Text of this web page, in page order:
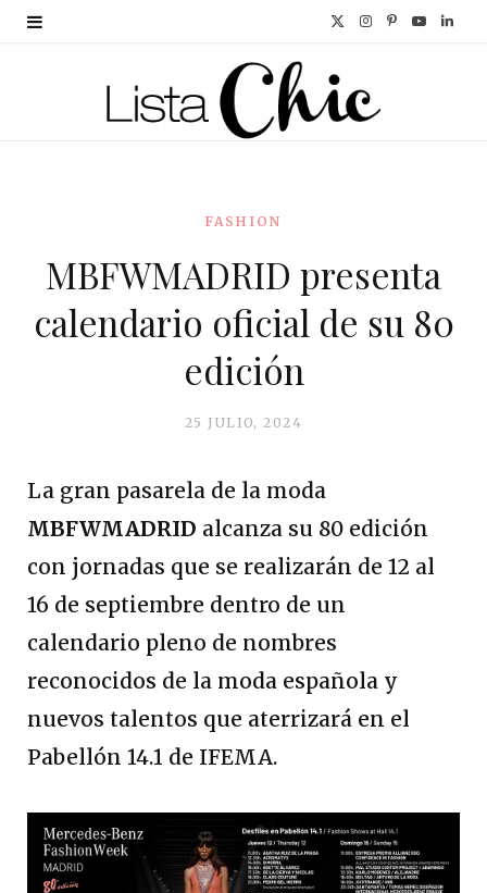
T
t
e
I
r
a
P
e
s
Y
e
L
n
FASHION
MBFWMADRID presenta
calendario oficial de su 80
edición
25 JULIO, 2024
La gran pasarela de la moda
MBFWMADRID alcanza su 80 edición
con jornadas que se realizarán de 12 al
16 de septiembre dentro de un
calendario pleno de nombres
reconocidos de la moda española y
nuevos talentos que aterrizará en el
Pabellón 14.1 de IFEMA.